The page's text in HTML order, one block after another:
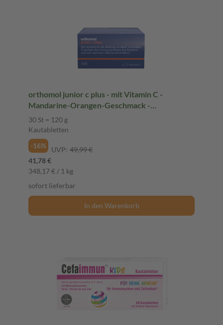
orthomol junior c plus - mit Vitamin C -
Mandarine-Orangen-Geschmack -
Kautabletten
30 St = 120 g
Kautabletten
-16%
UVP: 49,99 €
41,78 €
348,17 € / 1 kg
sofort lieferbar
In den Warenkorb